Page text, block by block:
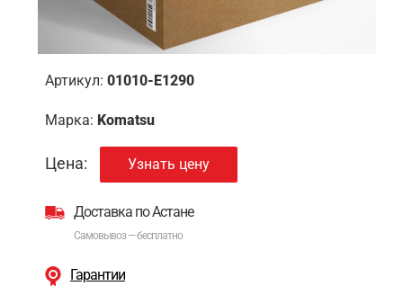
Артикул: 01010-E1290
Марка: Komatsu
Цена: Узнать цену
Доставка по Астане
Самовывоз — бесплатно
Гарантии